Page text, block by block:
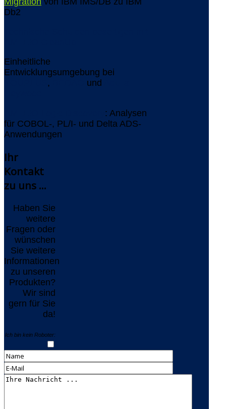
Db2
Einheitliche
Entwicklungsumgebung bei
, und
: Analysen
für COBOL-, PL/I- und Delta ADS-
Anwendungen
Ihr
Kontakt
zu uns ...
Haben Sie
weitere
Fragen oder
wünschen
Sie weitere
Informationen
zu unseren
Produkten?
Wir sind
gern für Sie
da!
Ich bin kein Roboter: